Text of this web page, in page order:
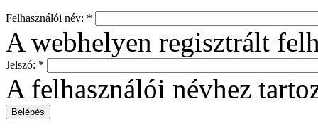
Felhasználói név: *
A webhelyen regisztrált
Jelszó: *
A felhasználói névhez